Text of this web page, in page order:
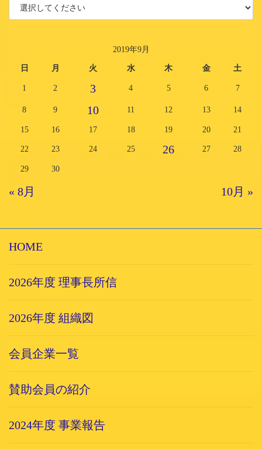
2019年9月
日 月 火 水 木 金 土
1 2 3 4 5 6 7
8 9 10 11 12 13 14
15 16 17 18 19 20 21
22 23 24 25 26 27 28
29 30
« 8月 10月 »
HOME
2026年度 理事長所信
2026年度 組織図
会員企業一覧
賛助会員の紹介
2024年度 事業報告